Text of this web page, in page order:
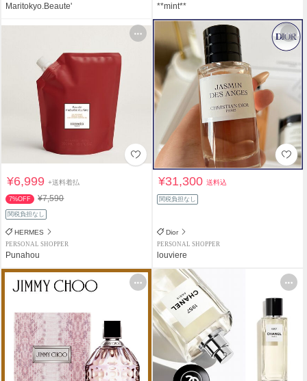
Maritokyo.Beaute' **mint**
¥6,999+送料着払
7%OFF ¥7,590
関税負担なし
HERMES
PERSONAL SHOPPER
Punahou
¥31,300送料込
関税負担なし
Dior
PERSONAL SHOPPER
louviere